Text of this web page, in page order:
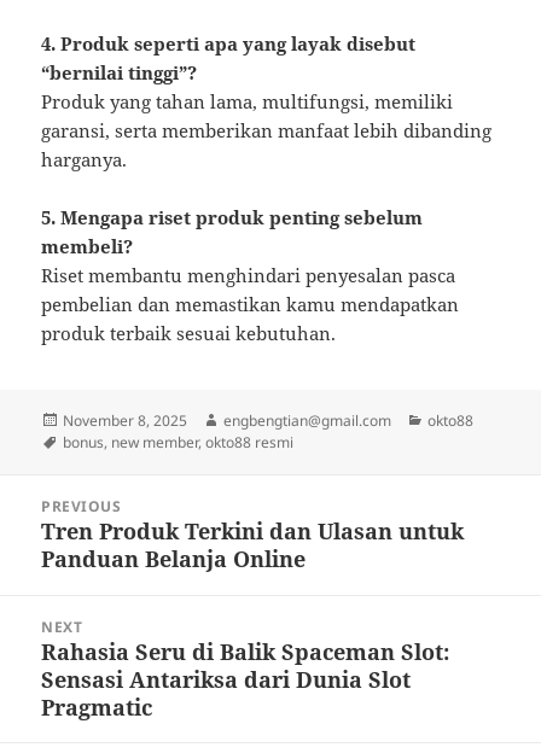
4. Produk seperti apa yang layak disebut
“bernilai tinggi”?
Produk yang tahan lama, multifungsi, memiliki
garansi, serta memberikan manfaat lebih dibanding
harganya.
5. Mengapa riset produk penting sebelum
membeli?
Riset membantu menghindari penyesalan pasca
pembelian dan memastikan kamu mendapatkan
produk terbaik sesuai kebutuhan.
Posted
on
November 8, 2025 Author
engbengtian@gmail.com Categories
okto88
Tags
bonus, new member,okto88 resmi
navigation
PREVIOUS
Previous
post:
Tren Produk Terkini dan Ulasan untuk
Panduan Belanja Online
NEXT
Next
post:
Rahasia Seru di Balik Spaceman Slot:
Sensasi Antariksa dari Dunia Slot
Pragmatic